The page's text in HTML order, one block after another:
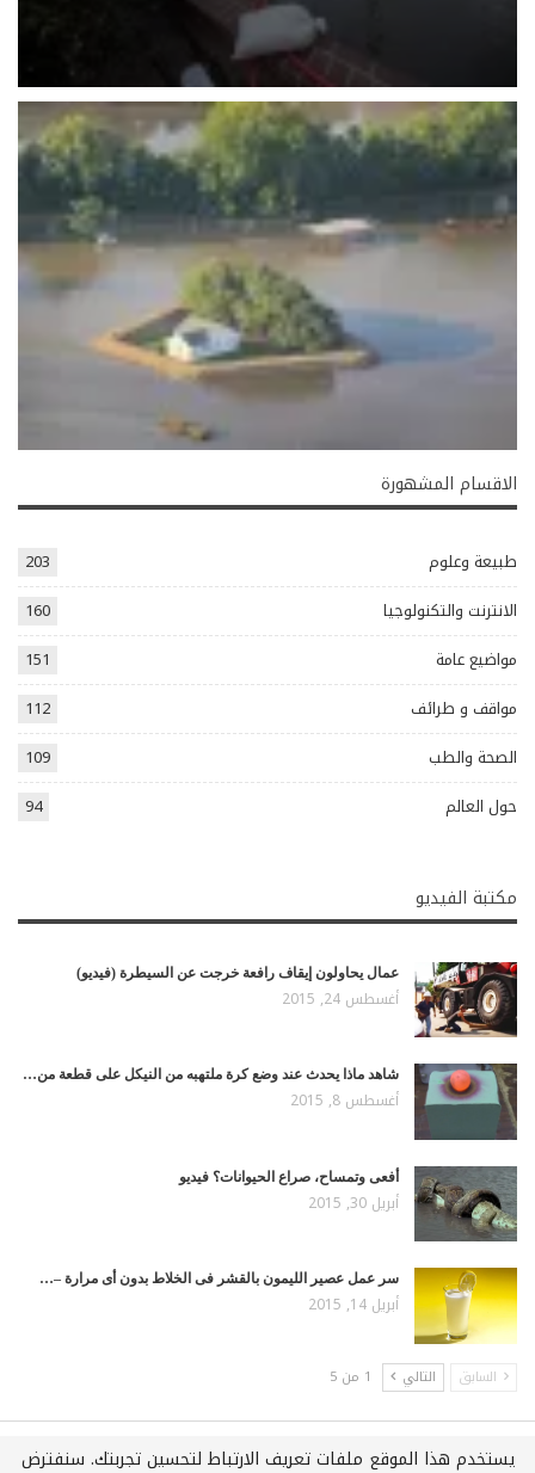
الاقسام المشهورة
طبيعة وعلوم
203
الانترنت والتكنولوجيا
160
مواضيع عامة
151
مواقف و طرائف
112
الصحة والطب
109
حول العالم
94
مكتبة الفيديو
عمال يحاولون إيقاف رافعة خرجت عن السيطرة (فيديو)
أغسطس 24, 2015
شاهد ماذا يحدث عند وضع كرة ملتهبه من النيكل على قطعة من…
أغسطس 8, 2015
أفعى وتمساح، صراع الحيوانات؟ فيديو
أبريل 30, 2015
سر عمل عصير الليمون بالقشر فى الخلاط بدون أى مرارة –…
أبريل 14, 2015
السابق التالي 1 من 5
يستخدم هذا الموقع ملفات تعريف الارتباط لتحسين تجربتك. سنفترض